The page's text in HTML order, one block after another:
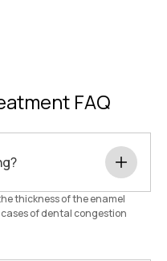
FAQ
thickness of the enamel
of dental congestion